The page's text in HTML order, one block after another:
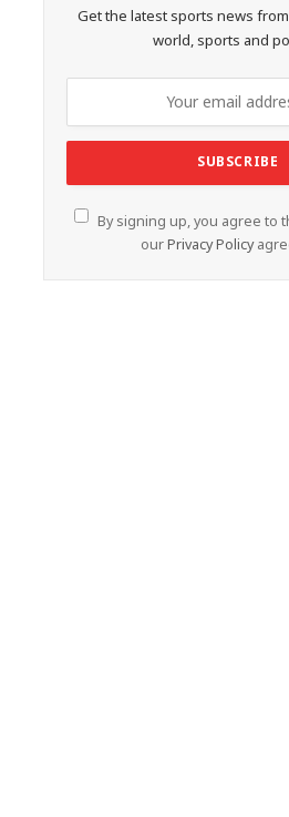
Get the latest sports news
world, sports and
By signing up, you agree to
ourPrivacy Policy